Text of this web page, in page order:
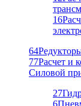
16
64
77Расчет и
Силовой
27
6